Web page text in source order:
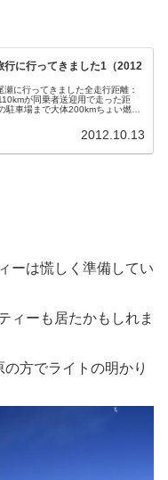
行に行ってきました1（2012
に行ってきました全走行距離：
が同乗者送迎用で走った距
駐車場まで大体200kmちょい燃
2012.10.13
ーは慌しく準備してい
ィーも居たかもしれま
方でライトの明かり